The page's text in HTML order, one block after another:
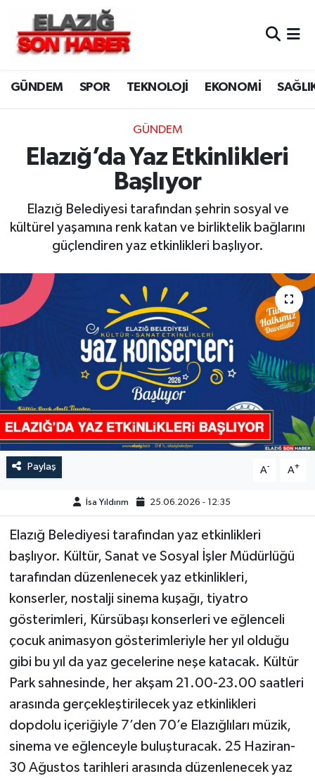
GÜNDEM SPOR TEKNOLOJİ EKONOMİ
GÜNDEM
Elazığ’da Yaz Etkinlikleri
Başlıyor
Elazığ Belediyesi tarafından şehrin sosyal ve
kültürel yaşamına renk katan ve birliktelik bağlarını
güçlendiren yaz etkinlikleri başlıyor.
Paylaş A- A+
İsa Yıldırım 25.06.2026 - 12:35
Elazığ Belediyesi tarafından yaz etkinlikleri
başlıyor. Kültür, Sanat ve Sosyal İşler Müdürlüğü
tarafından düzenlenecek yaz etkinlikleri,
konserler, nostalji sinema kuşağı, tiyatro
gösterimleri, Kürsübaşı konserleri ve eğlenceli
çocuk animasyon gösterimleriyle her yıl olduğu
gibi bu yıl da yaz gecelerine neşe katacak. Kültür
Park sahnesinde, her akşam 21.00-23.00 saatleri
arasında gerçekleştirilecek yaz etkinlikleri
dopdolu içeriğiyle 7’den 70’e Elazığlıları müzik,
sinema ve eğlenceyle buluşturacak. 25 Haziran-
30 Ağustos tarihleri arasında düzenlenecek yaz
CANLI YAYIN
ASAYİŞ
BİLİM VE TEKNOLOJİ
DÜNYA
EKONOMİ
GENEL
GÜNDEM
HABERDE İNSAN
KÜLTÜR-SANAT
MAGAZİN
ÖZEL HABER
POLİTİKA
SAĞLIK
SİYASET
SPOR
TEKNOLOJİ
YAŞAM
Merkez Hava Durumu
Merkez Trafik Yoğunluk Haritası
Süper Lig Puan Durumu ve Fikstür
Tüm Manşetler
Son Dakika Haberleri
Haber Arşivi